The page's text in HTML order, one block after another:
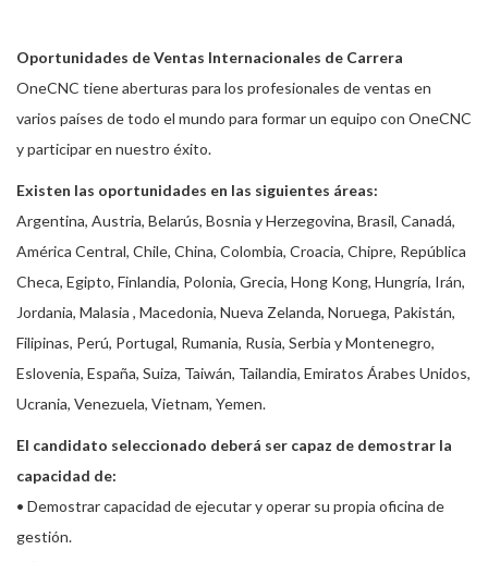
Oportunidades de Ventas Internacionales de Carrera
OneCNC tiene aberturas para los profesionales de ventas en
varios países de todo el mundo para formar un equipo con OneCNC
y participar en nuestro éxito.
Existen las oportunidades en las siguientes áreas:
Argentina, Austria, Belarús, Bosnia y Herzegovina, Brasil, Canadá,
América Central, Chile, China, Colombia, Croacia, Chipre, República
Checa, Egipto, Finlandia, Polonia, Grecia, Hong Kong, Hungría, Irán,
Jordania, Malasia , Macedonia, Nueva Zelanda, Noruega, Pakistán,
Filipinas, Perú, Portugal, Rumania, Rusia, Serbia y Montenegro,
Eslovenia, España, Suiza, Taiwán, Tailandia, Emiratos Árabes Unidos,
Ucrania, Venezuela, Vietnam, Yemen.
El candidato seleccionado deberá ser capaz de demostrar la
capacidad de:
• Demostrar capacidad de ejecutar y operar su propia oficina de
gestión.